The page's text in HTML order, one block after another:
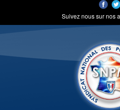
Suivez nous sur nos